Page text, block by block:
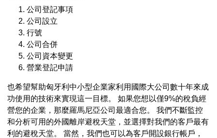
公司登記事項
公司設立
行號
公司合併
公司資本變更
營業登記申請
也希望幫助匈牙利中小型企業家利用國際大公司數十年來成
功使用的技術來實現這一目標。 如果您想以僅9%的稅負經
營您的企業，那麼羅馬尼亞公司最適合您。 我們不斷監控
和分析可用的外國離岸避稅天堂，並選擇對我們的客戶最有
利的避稅天堂。 當然，我們也可以為客戶開設銀行帳戶，